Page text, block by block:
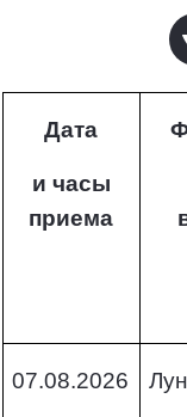
Дата
и часы
приема
07.08.2026